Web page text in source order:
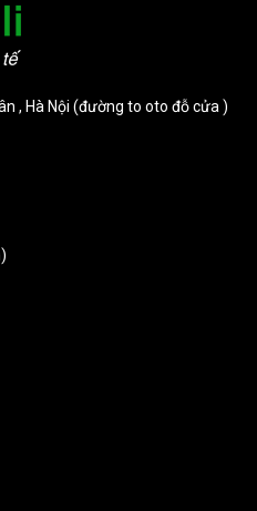
, Hà Nội (đường to oto đỗ cửa )